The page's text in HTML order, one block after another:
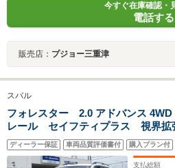
今すぐ在庫確認・
電話する
販売店： プジョー三重津
スバル
フォレスター 2.0 アドバンス
レール セイフティプラス 視界拡
ビ フルセグ Bluetoothオーディ
メラ サイドカメラ バックカメラ
ーミラー ETC2.0
ディーラー保証 車両品質評価書付 購入プラン付
支払総額